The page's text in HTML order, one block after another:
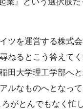
ツを運営する株式
ねるとこう答えてく
田大学理工学部へと
ルなものへとなっ
がとんでもなく忙